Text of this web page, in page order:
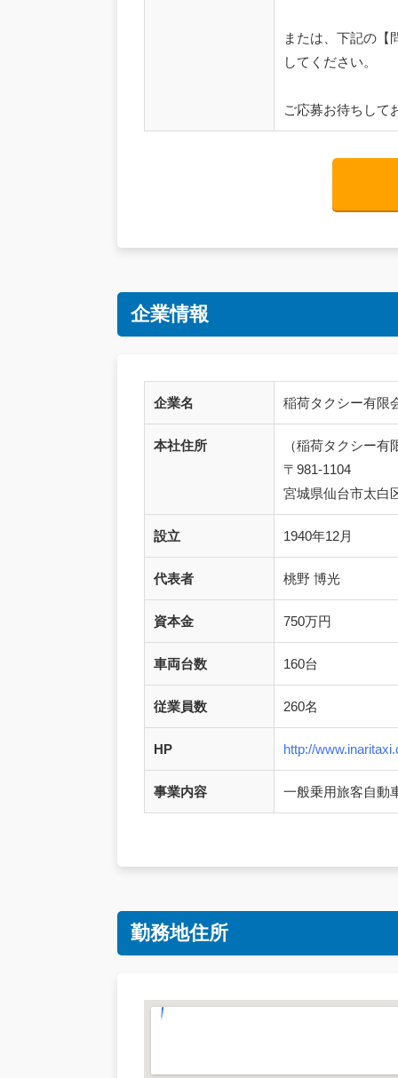
または、下記の【
してください。
ご応募お待ちして
企業情報
企業名 稲荷タクシー有限
本社住所
（稲荷タクシー有
〒981-1104
宮城県仙台市太白
設立 1940年12月
代表者 桃野 博光
資本金 750万円
車両台数 160台
従業員数 260名
HP http://
事業内容 一般乗用旅客自動
勤務地住所